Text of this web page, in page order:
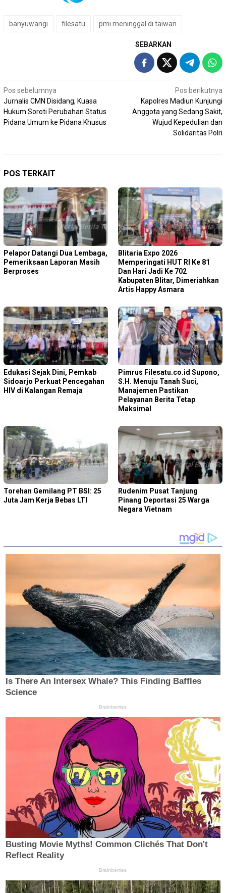
banyuwangi filesatu pmi meninggal di taiwan
SEBARKAN
Navigasi
pos
Pos sebelumnya
Jurnalis CMN Disidang, Kuasa
Hukum Soroti Perubahan Status
Pidana Umum ke Pidana Khusus
Pos berikutnya
Kapolres Madiun Kunjungi
Anggota yang Sedang Sakit,
Wujud Kepedulian dan
Solidaritas Polri
POS TERKAIT
Pelapor Datangi Dua Lembaga,
Pemeriksaan Laporan Masih
Berproses
Blitaria Expo 2026
Memperingati HUT RI Ke 81
Dan Hari Jadi Ke 702
Kabupaten Blitar, Dimeriahkan
Artis Happy Asmara
Edukasi Sejak Dini, Pemkab
Sidoarjo Perkuat Pencegahan
HIV di Kalangan Remaja
Pimrus Filesatu.co.id Supono,
S.H. Menuju Tanah Suci,
Manajemen Pastikan
Pelayanan Berita Tetap
Maksimal
Torehan Gemilang PT BSI: 25
Juta Jam Kerja Bebas LTI
Rudenim Pusat Tanjung
Pinang Deportasi 25 Warga
Negara Vietnam